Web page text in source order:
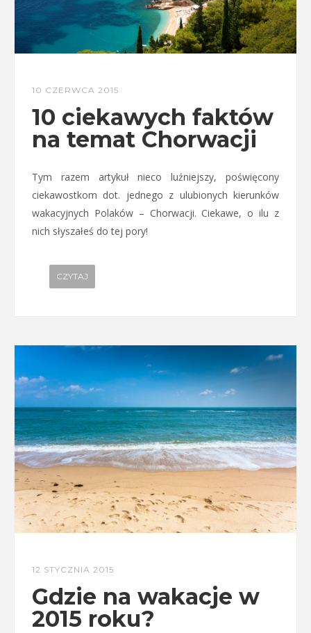
10 CZERWCA 2015
10 ciekawych faktów
na temat Chorwacji
Tym razem artykuł nieco luźniejszy, poświęcony
ciekawostkom dot. jednego z ulubionych kierunków
wakacyjnych Polaków – Chorwacji. Ciekawe, o ilu z
nich słyszałeś do tej pory!
CZYTAJ
12 STYCZNIA 2015
Gdzie na wakacje w
2015 roku?